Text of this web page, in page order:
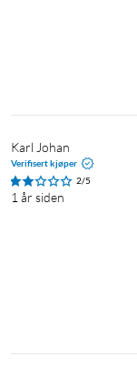
Karl Johan
Verifisert kjøper
2/5
1 år siden